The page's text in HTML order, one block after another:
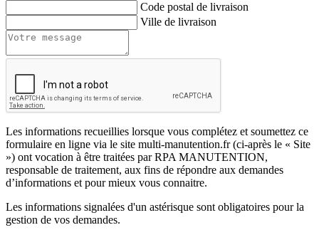
Code postal de livraison
Ville de livraison
Les informations recueillies lorsque vous complétez et soumettez ce
formulaire en ligne via le site multi-manutention.fr (ci-après le « Site
») ont vocation à être traitées par RPA MANUTENTION,
responsable de traitement, aux fins de répondre aux demandes
d’informations et pour mieux vous connaitre.
Les informations signalées d'un astérisque sont obligatoires pour la
gestion de vos demandes.